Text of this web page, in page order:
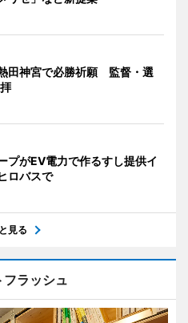
田神宮で必勝祈願 監督・選
プがEV電力で作るすし提供イ
ロバスで
見る
フラッシュ